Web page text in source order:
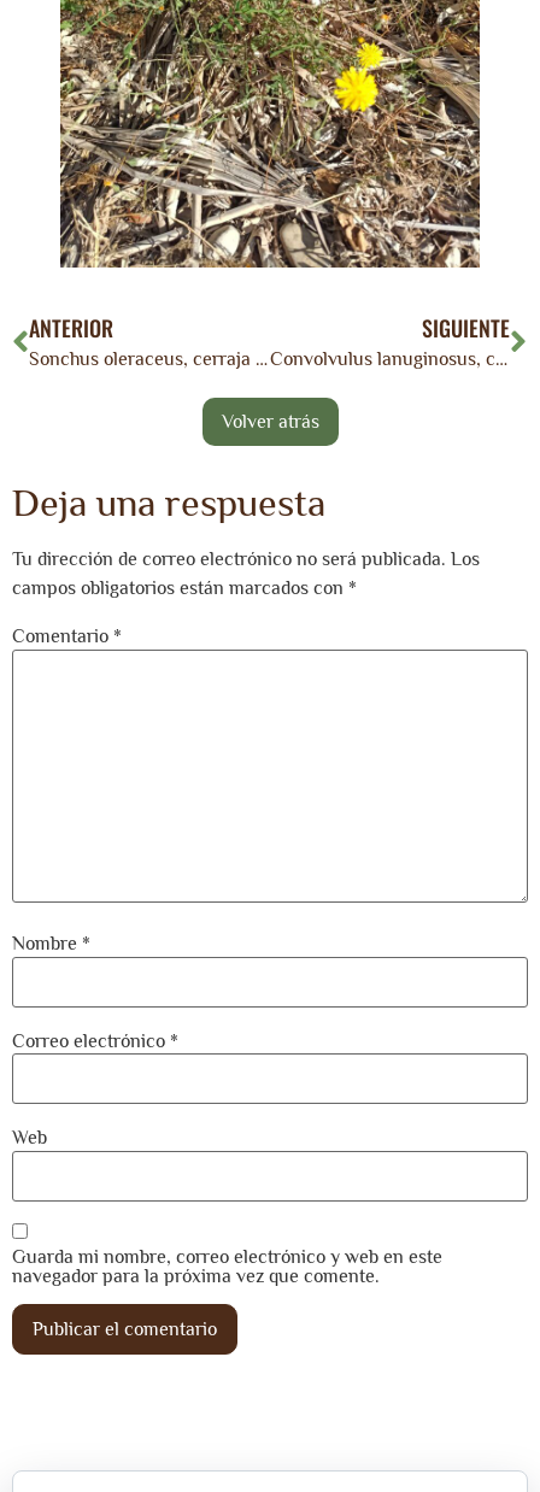
ANTERIOR
Sonchus oleraceus, cerraja común, llicsó, cerrajón.
SIGUIENTE
Convolvulus lanuginosus, campanilla lanuda
Deja una respuesta
Tu dirección de correo electrónico no será publicada. Los
campos obligatorios están marcados con *
Comentario *
Nombre *
Correo electrónico *
Web
Guarda mi nombre, correo electrónico y web en este
navegador para la próxima vez que comente.